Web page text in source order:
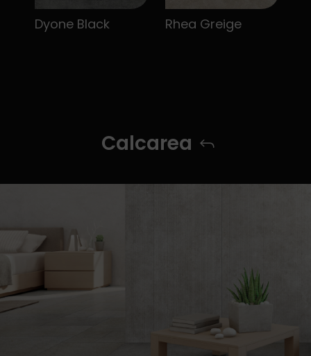
Dyone Black Rhea Greige
Calcarea